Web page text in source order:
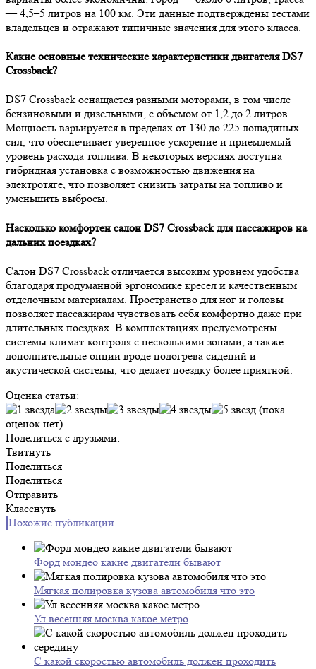
— 4,5–5 литров на 100 км. Эти данные подтверждены тестами
владельцев и отражают типичные значения для этого класса.
Какие основные технические характеристики двигателя DS7
Crossback?
DS7 Crossback оснащается разными моторами, в том числе
бензиновыми и дизельными, с объемом от 1,2 до 2 литров.
Мощность варьируется в пределах от 130 до 225 лошадиных
сил, что обеспечивает уверенное ускорение и приемлемый
уровень расхода топлива. В некоторых версиях доступна
гибридная установка с возможностью движения на
электротяге, что позволяет снизить затраты на топливо и
уменьшить выбросы.
Насколько комфортен салон DS7 Crossback для пассажиров на
дальних поездках?
Салон DS7 Crossback отличается высоким уровнем удобства
благодаря продуманной эргономике кресел и качественным
отделочным материалам. Пространство для ног и головы
позволяет пассажирам чувствовать себя комфортно даже при
длительных поездках. В комплектациях предусмотрены
системы климат-контроля с несколькими зонами, а также
дополнительные опции вроде подогрева сидений и
акустической системы, что делает поездку более приятной.
Оценка статьи:
(пока
оценок нет)
Поделиться с друзьями:
Твитнуть
Поделиться
Поделиться
Отправить
Класснуть
Похожие публикации
Форд мондео какие двигатели бывают
Мягкая полировка кузова автомобиля что это
Ул весенняя москва какое метро
С какой скоростью автомобиль должен проходить